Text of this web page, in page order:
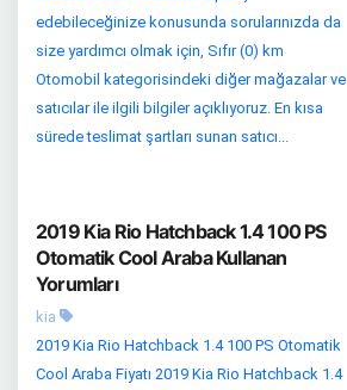
edebileceğinize konusunda sorularınızda da
size yardımcı olmak için, Sıfır (0) km
Otomobil kategorisindeki diğer mağazalar ve
satıcılar ile ilgili bilgiler açıklıyoruz. En kısa
sürede teslimat şartları sunan satıcı...
2019 Kia Rio Hatchback 1.4 100 PS
Otomatik Cool Araba Kullanan
Yorumları
kia
2019 Kia Rio Hatchback 1.4 100 PS Otomatik
Cool Araba Fiyatı 2019 Kia Rio Hatchback 1.4